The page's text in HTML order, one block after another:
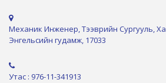
Механик Инженер, Тээврийн Сургууль,
Энгельсийн гудамж, 17033
Утас : 976-11-341913